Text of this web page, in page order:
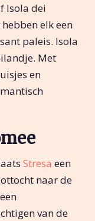
Isola dei
elk een
paleis. Isola
Met
en
Stresa een
naar de
van de